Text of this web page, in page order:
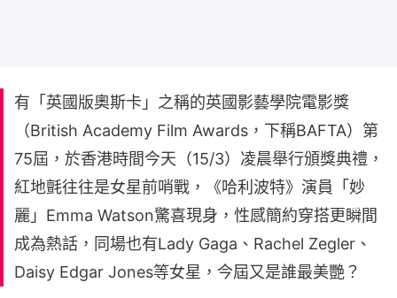
有「英國版奧斯卡」之稱的英國影藝學院電影獎
（British Academy Film Awards，下稱BAFTA）第
75屆，於香港時間今天（15/3）凌晨舉行頒獎典禮，
紅地氈往往是女星前哨戰，《哈利波特》演員「妙
麗」Emma Watson驚喜現身，性感簡約穿搭更瞬間
成為熱話，同場也有Lady Gaga、Rachel Zegler、
Daisy Edgar Jones等女星，今屆又是誰最美艷？